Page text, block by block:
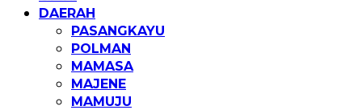
DAERAH
PASANGKAYU
POLMAN
MAMASA
MAJENE
MAMUJU